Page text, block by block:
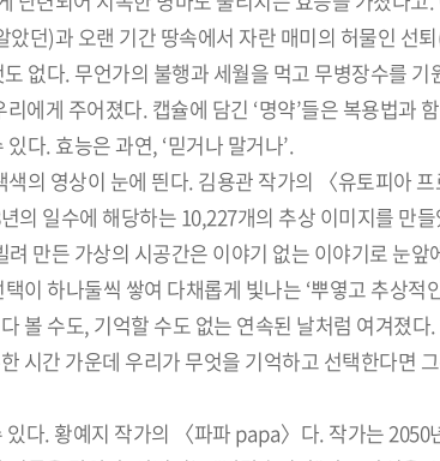
던)과 오랜 기간 땅속에서 자란 매미의 허물인 선
없다. 무언가의 불행과 세월을 먹고 무병장수를
에게 주어졌다. 캡슐에 담긴 ‘명약’들은 복용법과
다. 효능은 과연, ‘믿거나 말거나’.
의 영상이 눈에 띈다. 김용관 작가의 〈유토피아
일수에 해당하는 10,227개의 추상 이미지를 만
만든 가상의 시공간은 이야기 없는 이야기로 눈앞
이 하나둘씩 쌓여 다채롭게 빛나는 ‘뿌옇고 추상적
볼 수도, 기억할 수도 없는 연속된 날처럼 여겨졌
시간 가운데 우리가 무엇을 기억하고 선택한다면
다. 황예지 작가의 〈파파 papa〉다. 작가는 2050